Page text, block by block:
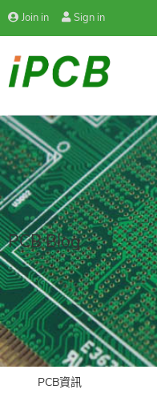
Join in Sign in
PCB Blog
PCB資訊